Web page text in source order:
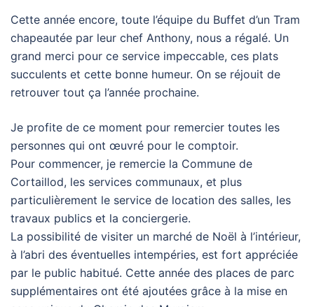
Cette année encore, toute l’équipe du Buffet d’un Tram
chapeautée par leur chef Anthony, nous a régalé. Un
grand merci pour ce service impeccable, ces plats
succulents et cette bonne humeur. On se réjouit de
retrouver tout ça l’année prochaine.
Je profite de ce moment pour remercier toutes les
personnes qui ont œuvré pour le comptoir.
Pour commencer, je remercie la Commune de
Cortaillod, les services communaux, et plus
particulièrement le service de location des salles, les
travaux publics et la conciergerie.
La possibilité de visiter un marché de Noël à l’intérieur,
à l’abri des éventuelles intempéries, est fort appréciée
par le public habitué. Cette année des places de parc
supplémentaires ont été ajoutées grâce à la mise en